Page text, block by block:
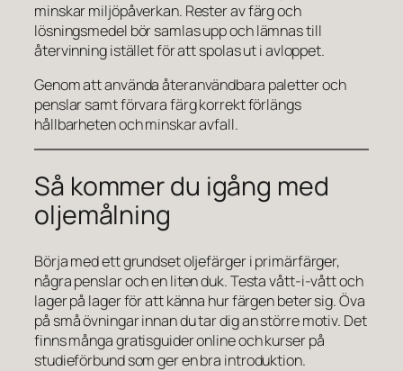
minskar miljöpåverkan. Rester av färg och
lösningsmedel bör samlas upp och lämnas till
återvinning istället för att spolas ut i avloppet.
Genom att använda återanvändbara paletter och
penslar samt förvara färg korrekt förlängs
hållbarheten och minskar avfall.
Så kommer du igång med
oljemålning
Börja med ett grundset oljefärger i primärfärger,
några penslar och en liten duk. Testa vått-i-vått och
lager på lager för att känna hur färgen beter sig. Öva
på små övningar innan du tar dig an större motiv. Det
finns många gratisguider online och kurser på
studieförbund som ger en bra introduktion.